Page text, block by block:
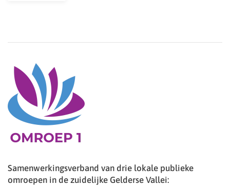
Samenwerkingsverband van drie lokale publieke
omroepen in de zuidelijke Gelderse Vallei: